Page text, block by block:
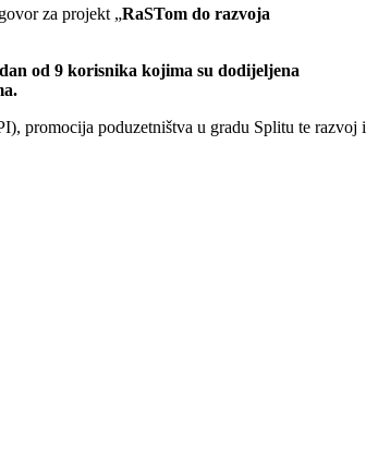
za projekt „RaSTom do razvoja
od 9 korisnika kojima su dodijeljena
promocija poduzetništva u gradu Splitu te razvoj i